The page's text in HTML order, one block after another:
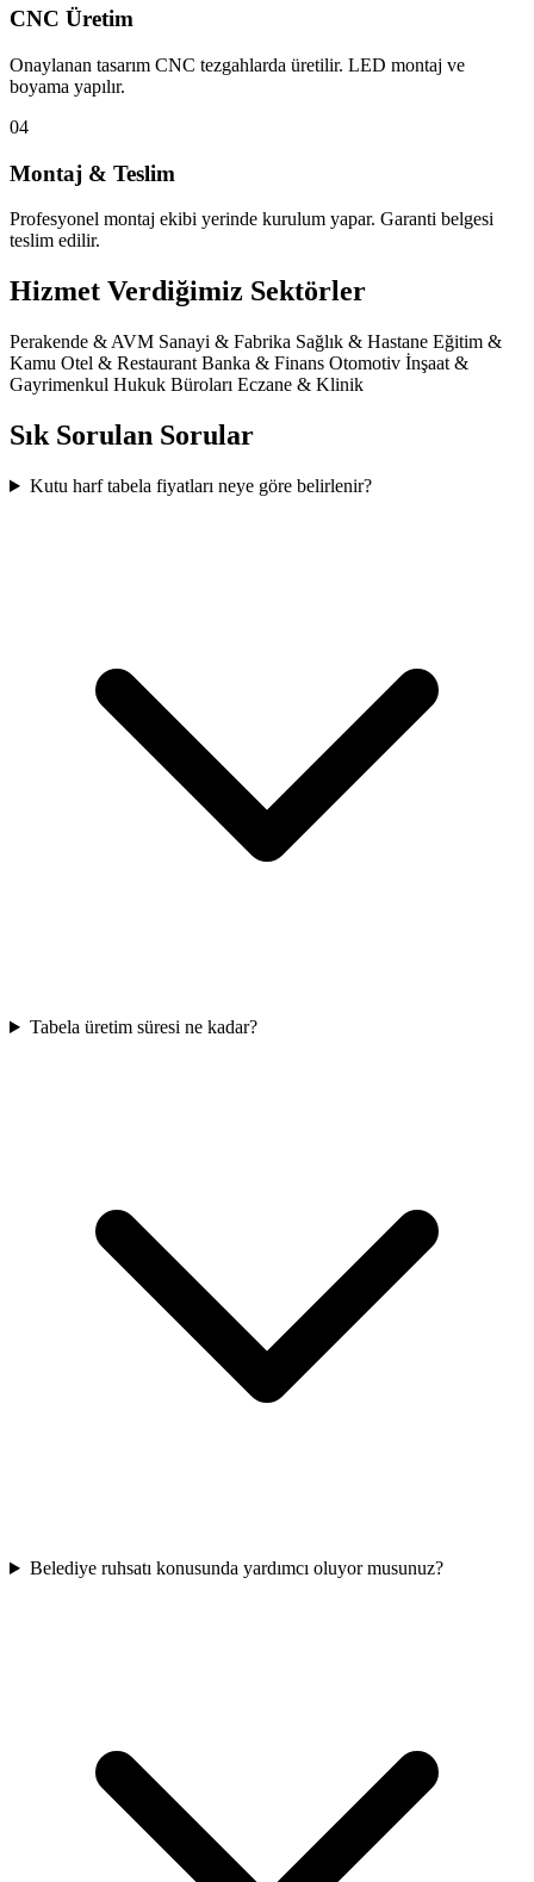
CNC Üretim
Onaylanan tasarım CNC tezgahlarda üretilir. LED montaj ve
boyama yapılır.
04
Montaj & Teslim
Profesyonel montaj ekibi yerinde kurulum yapar. Garanti belgesi
teslim edilir.
Hizmet Verdiğimiz Sektörler
Perakende & AVM Sanayi & Fabrika Sağlık & Hastane Eğitim &
Kamu Otel & Restaurant Banka & Finans Otomotiv İnşaat &
Gayrimenkul Hukuk Büroları Eczane & Klinik
Sık Sorulan Sorular
Kutu harf tabela fiyatları neye göre belirlenir?
Tabela üretim süresi ne kadar?
Belediye ruhsatı konusunda yardımcı oluyor musunuz?